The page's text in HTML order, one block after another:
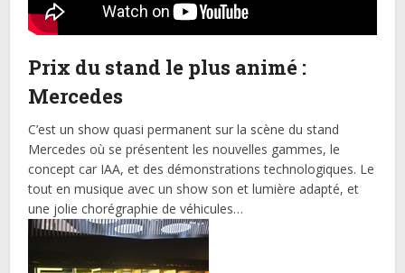
Prix du stand le plus animé :
Mercedes
C’est un show quasi permanent sur la scène du stand
Mercedes où se présentent les nouvelles gammes, le
concept car IAA, et des démonstrations technologiques. Le
tout en musique avec un show son et lumière adapté, et
une jolie chorégraphie de véhicules…